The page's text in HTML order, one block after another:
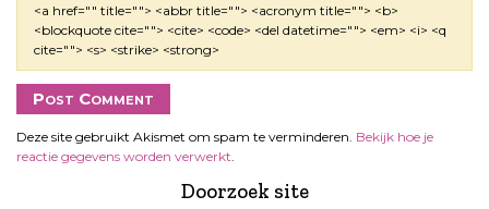
<a href="" title=""> <abbr title=""> <acronym title=""> <b>
<blockquote cite=""> <cite> <code> <del datetime=""> <em> <i> <q
cite=""> <s> <strike> <strong>
Deze site gebruikt Akismet om spam te verminderen. Bekijk hoe je
reactie gegevens worden verwerkt
Doorzoek site